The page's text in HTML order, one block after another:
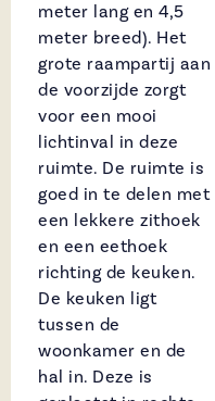
meter lang en 4,5
meter breed). Het
grote raampartij aan
de voorzijde zorgt
voor een mooi
lichtinval in deze
ruimte. De ruimte is
goed in te delen met
een lekkere zithoek
en een eethoek
richting de keuken.
De keuken ligt
tussen de
woonkamer en de
hal in. Deze is